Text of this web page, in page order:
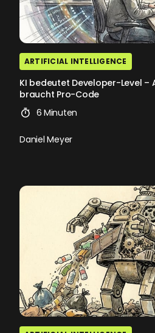
ARTIFICIAL INTELLIGENCE
KI bedeutet Developer-Level –
braucht Pro-Code
6 Minuten
Daniel Meyer